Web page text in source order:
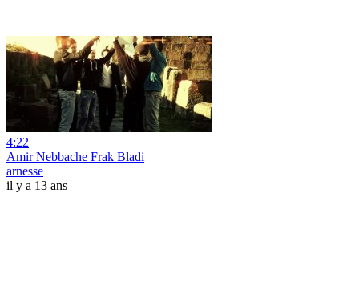
4:22
Amir Nebbache Frak Bladi
arnesse
il y a 13 ans